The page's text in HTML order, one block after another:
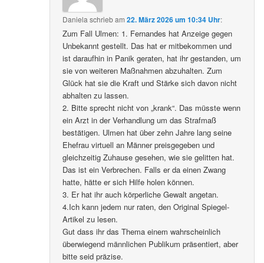
Daniela schriebam22. März 2026 um 10:34 Uhr:
Zum Fall Ulmen: 1. Fernandes hat Anzeige gegen
Unbekannt gestellt. Das hat er mitbekommen und
ist daraufhin in Panik geraten, hat ihr gestanden, um
sie von weiteren Maßnahmen abzuhalten. Zum
Glück hat sie die Kraft und Stärke sich davon nicht
abhalten zu lassen.
2. Bitte sprecht nicht von „krank“. Das müsste wenn
ein Arzt in der Verhandlung um das Strafmaß
bestätigen. Ulmen hat über zehn Jahre lang seine
Ehefrau virtuell an Männer preisgegeben und
gleichzeitig Zuhause gesehen, wie sie gelitten hat.
Das ist ein Verbrechen. Falls er da einen Zwang
hatte, hätte er sich Hilfe holen können.
3. Er hat ihr auch körperliche Gewalt angetan.
4.Ich kann jedem nur raten, den Original Spiegel-
Artikel zu lesen.
Gut dass ihr das Thema einem wahrscheinlich
überwiegend männlichen Publikum präsentiert, aber
bitte seid präzise.